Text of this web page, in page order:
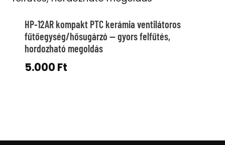
HP-12AR kompakt PTC kerámia ventilátoros
fűtőegység/hősugárzó — gyors felfűtés,
hordozható megoldás
5.000 Ft